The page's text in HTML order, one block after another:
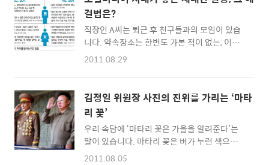
는 일이겠죠. 그렇다면, 언제 어디서나 편리하게
사용할 수 있는 태블릿PC 사용자들은 주로 어
떤 콘텐츠를 이용하고 있을까요? 지난 6월 22
일 미국온라인출판협회(OPA)에서는 ‘태블릿
사용자의 실태’에 관한 조사결과를 발표했는데
있고, 이를 통해 각종 스마트 기기를 이용한 정
보획득의 모습을 살펴볼 수 있는 자료가 될 것
같습니다. 응답자의 8..
결법은?
직장인 A씨는 퇴근 후 친구들과의 모임이 있습
니다. 약속장소는 한번도 가본 적이 없는, 이름
도 처음 들어보는 식당. 하지만 A씨는 지나가는
곳에 찾아갔습니다. 새로 구입한 스마트폰의 지
도 서비스 덕분이었는데요. 마치 내비게이션이
길을 안내해주듯 친절하게 식당의 위치를 화면
에 표시해 줬기에 가능한 일이었습니다. A씨는
식당에 들어서며 ‘정말 세상이 좋아지긴 했구
나…’라는 생각을 하게 됩니다. 대학생 B씨는
2011.08.29
김정일 위원장 사진의 진위를 가리는 ‘마타
리 꽃’
우리 속담에 ‘마타리 꽃은 가을을 알려준다’는
말이 있습니다. 마타리 꽃은 벼가 누런 색으로
익어갈 무렵 피기 시작해 찬 서리가 내릴 때까지
2011.08.05